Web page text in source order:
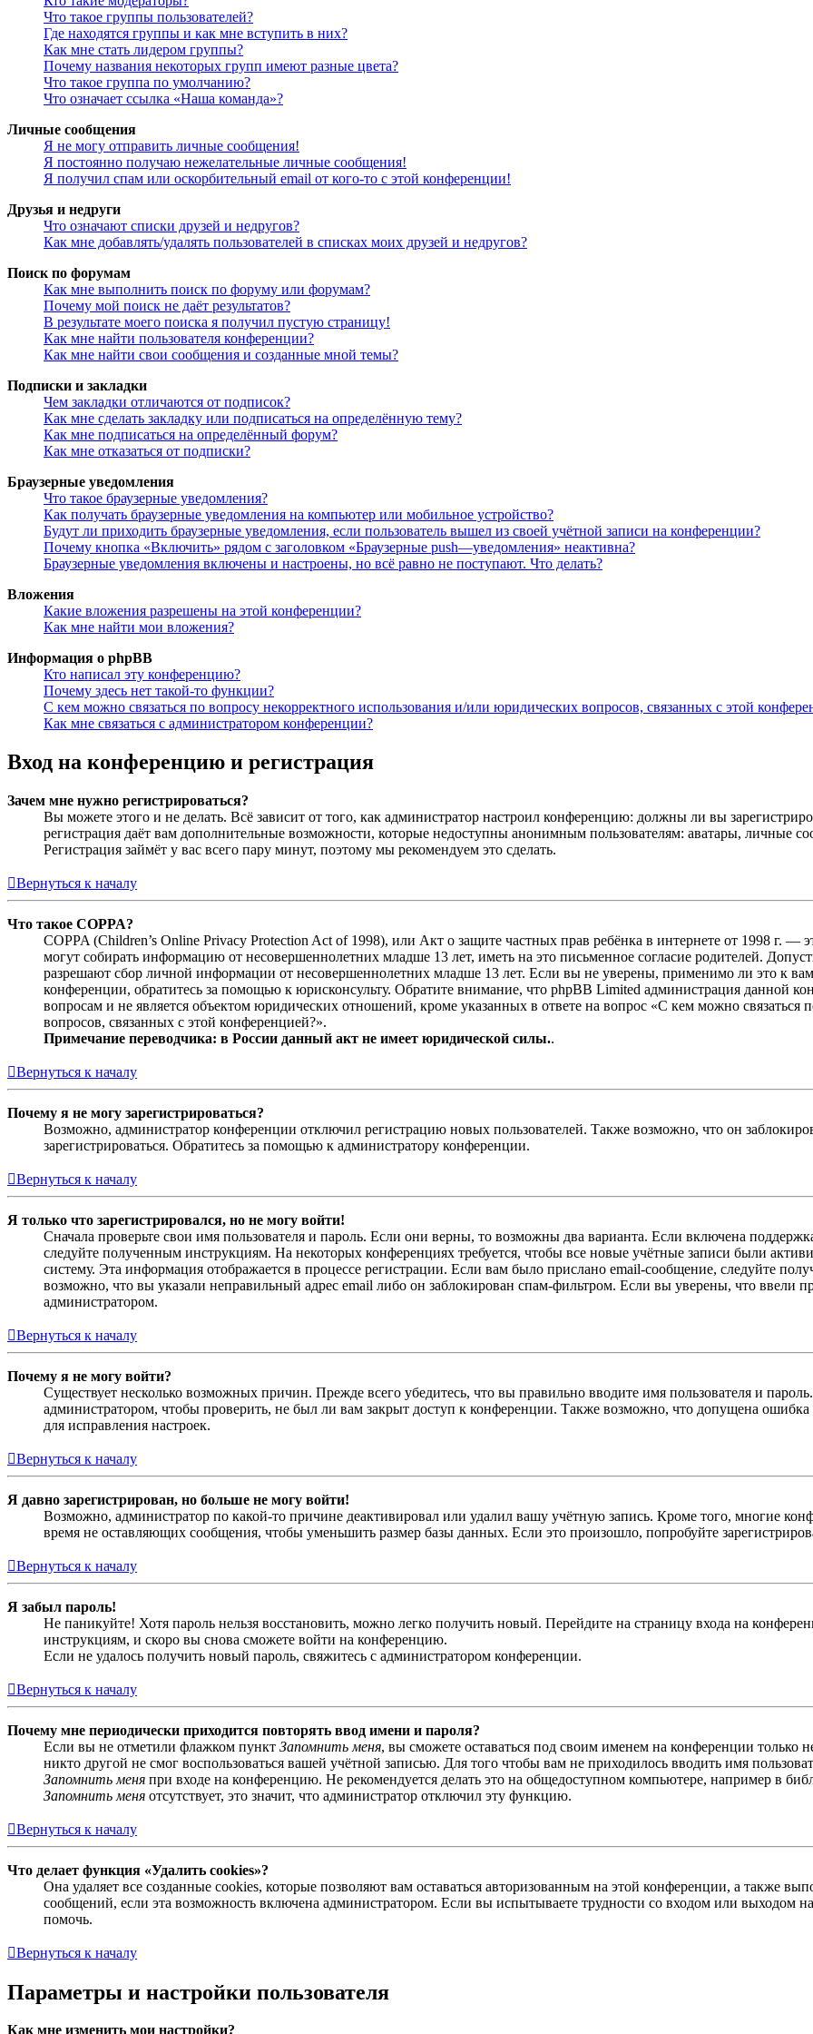
Что такое группы пользователей?
Где находятся группы и как мне вступить в них?
Как мне стать лидером группы?
Почему названия некоторых групп имеют разные цвета?
Что такое группа по умолчанию?
Что означает ссылка «Наша команда»?
Личные сообщения
Я не могу отправить личные сообщения!
Я постоянно получаю нежелательные личные сообщения!
Я получил спам или оскорбительный email от кого-то с этой конференции!
Друзья и недруги
Что означают списки друзей и недругов?
Как мне добавлять/удалять пользователей в списках моих друзей и недругов?
Поиск по форумам
Как мне выполнить поиск по форуму или форумам?
Почему мой поиск не даёт результатов?
В результате моего поиска я получил пустую страницу!
Как мне найти пользователя конференции?
Как мне найти свои сообщения и созданные мной темы?
Подписки и закладки
Чем закладки отличаются от подписок?
Как мне сделать закладку или подписаться на определённую тему?
Как мне подписаться на определённый форум?
Как мне отказаться от подписки?
Браузерные уведомления
Что такое браузерные уведомления?
Как получать браузерные уведомления на компьютер или мобильное устройство?
Будут ли приходить браузерные уведомления, если пользователь вышел из своей учётной записи на конференции?
Почему кнопка «Включить» рядом с заголовком «Браузерные push—уведомления» неактивна?
Браузерные уведомления включены и настроены, но всё равно не поступают. Что делать?
Вложения
Какие вложения разрешены на этой конференции?
Как мне найти мои вложения?
Информация о phpBB
Кто написал эту конференцию?
Почему здесь нет такой-то функции?
С кем можно связаться по вопросу некорректного использования и/или юридических вопросов, связанных с этой
Как мне связаться с администратором конференции?
Вход на конференцию и регистрация
Зачем мне нужно регистрироваться?
Вы можете этого и не делать. Всё зависит от того, как администратор настроил конференцию: должны ли вы
регистрация даёт вам дополнительные возможности, которые недоступны анонимным пользователям: аватары, личные
Регистрация займёт у вас всего пару минут, поэтому мы рекомендуем это сделать.
Вернуться к началу
Что такое COPPA?
COPPA (Children’s Online Privacy Protection Act of 1998), или Акт о защите частных прав ребёнка в интернете от 1998 г.
могут собирать информацию от несовершеннолетних младше 13 лет, иметь на это письменное согласие родителей.
разрешают сбор личной информации от несовершеннолетних младше 13 лет. Если вы не уверены, применимо ли это к
конференции, обратитесь за помощью к юрисконсульту. Обратите внимание, что phpBB Limited администрация данной
вопросам и не является объектом юридических отношений, кроме указанных в ответе на вопрос «С кем можно связаться
вопросов, связанных с этой конференцией?».
Примечание переводчика: в России данный акт не имеет юридической силы..
Вернуться к началу
Почему я не могу зарегистрироваться?
Возможно, администратор конференции отключил регистрацию новых пользователей. Также возможно, что он
зарегистрироваться. Обратитесь за помощью к администратору конференции.
Вернуться к началу
Я только что зарегистрировался, но не могу войти!
Сначала проверьте свои имя пользователя и пароль. Если они верны, то возможны два варианта. Если включена
следуйте полученным инструкциям. На некоторых конференциях требуется, чтобы все новые учётные записи были
систему. Эта информация отображается в процессе регистрации. Если вам было прислано email-сообщение, следуйте
возможно, что вы указали неправильный адрес email либо он заблокирован спам-фильтром. Если вы уверены, что ввели
администратором.
Вернуться к началу
Почему я не могу войти?
Существует несколько возможных причин. Прежде всего убедитесь, что вы правильно вводите имя пользователя и
администратором, чтобы проверить, не был ли вам закрыт доступ к конференции. Также возможно, что допущена
для исправления настроек.
Вернуться к началу
Я давно зарегистрирован, но больше не могу войти!
Возможно, администратор по какой-то причине деактивировал или удалил вашу учётную запись. Кроме того, многие
время не оставляющих сообщения, чтобы уменьшить размер базы данных. Если это произошло, попробуйте
Вернуться к началу
Я забыл пароль!
Не паникуйте! Хотя пароль нельзя восстановить, можно легко получить новый. Перейдите на страницу входа на
инструкциям, и скоро вы снова сможете войти на конференцию.
Если не удалось получить новый пароль, свяжитесь с администратором конференции.
Вернуться к началу
Почему мне периодически приходится повторять ввод имени и пароля?
Если вы не отметили флажком пункт Запомнить меня, вы сможете оставаться под своим именем на конференции только
никто другой не смог воспользоваться вашей учётной записью. Для того чтобы вам не приходилось вводить имя
Запомнить меня при входе на конференцию. Не рекомендуется делать это на общедоступном компьютере, например в
Запомнить меня отсутствует, это значит, что администратор отключил эту функцию.
Вернуться к началу
Что делает функция «Удалить cookies»?
Она удаляет все созданные cookies, которые позволяют вам оставаться авторизованным на этой конференции, а также
сообщений, если эта возможность включена администратором. Если вы испытываете трудности со входом или выходом
помочь.
Вернуться к началу
Параметры и настройки пользователя
Как мне изменить мои настройки?